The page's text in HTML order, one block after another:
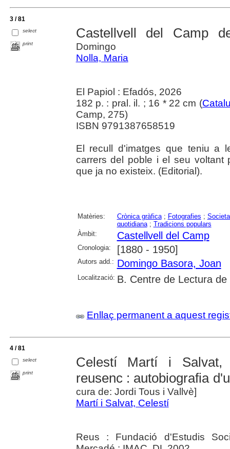
3 / 81
select
print
Castellvell del Camp
Domingo
Nolla, Maria
El Papiol : Efadós, 2026
182 p. : pral. il. ; 16 * 22 cm (
Camp, 275)
ISBN 9791387658519
El recull d'imatges que teniu a
carrers del poble i el seu voltant
que ja no existeix. (Editorial).
Matèries: Crònica gràfica; Fotografies ;
quotidiana; Tradicions populars
Àmbit:
Castellvell del Camp
Cronologia: [1880 - 1950]
Autors add.: Domingo Basora, Joan
Localització: B. Centre de Lectura de
Enllaç permanent a aquest
4 / 81
select
print
Celestí Martí i Salvat,
reusenc : autobiografia
cura de: Jordi Tous i Vallvè]
Martí i Salvat, Celestí
Reus : Fundació d'Estudis